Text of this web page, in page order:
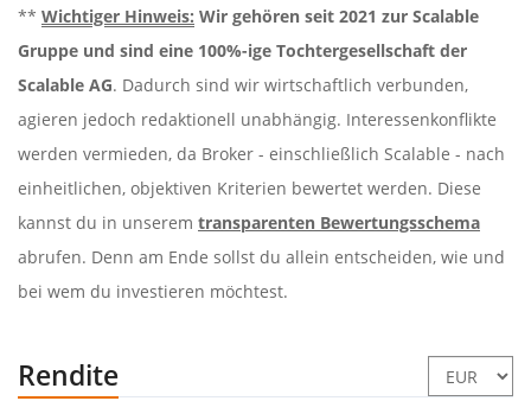
** Wichtiger Hinweis: Wir gehören seit 2021 zur Scalable
Gruppe und sind eine 100%-ige Tochtergesellschaft der
Scalable AG. Dadurch sind wir wirtschaftlich verbunden,
agieren jedoch redaktionell unabhängig. Interessenkonflikte
werden vermieden, da Broker - einschließlich Scalable - nach
einheitlichen, objektiven Kriterien bewertet werden. Diese
kannst du in unserem transparenten Bewertungsschema
abrufen. Denn am Ende sollst du allein entscheiden, wie und
bei wem du investieren möchtest.
Rendite